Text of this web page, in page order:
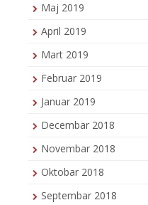
Maj 2019
April 2019
Mart 2019
Februar 2019
Januar 2019
Decembar 2018
Novembar 2018
Oktobar 2018
Septembar 2018